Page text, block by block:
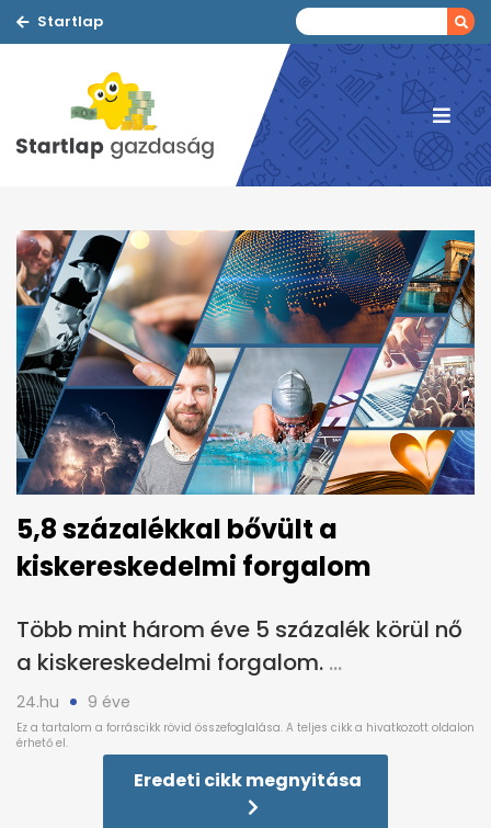
Startlap
5,8 százalékkal bővült a
kiskereskedelmi forgalom
Több mint három éve 5 százalék körül nő
a kiskereskedelmi forgalom.
24.hu 9 éve
Eredeti cikk megnyitása